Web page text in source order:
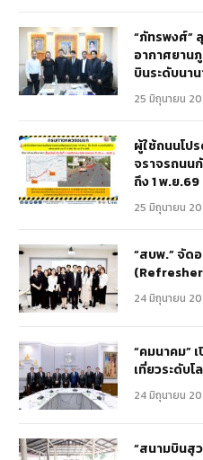
“ภัทรพงศ์”
อากาศยาน
บินระดับนา
25 มิถุนายน
ผู้ใช้ถนนโป
จราจรถนน
ถึง 1 พ.ย.69
25 มิถุนายน
“สบพ.” จั
24 มิถุนายน
“คมนาคม”
เที่ยวระดับ
24 มิถุนายน
“สนามบินสุ